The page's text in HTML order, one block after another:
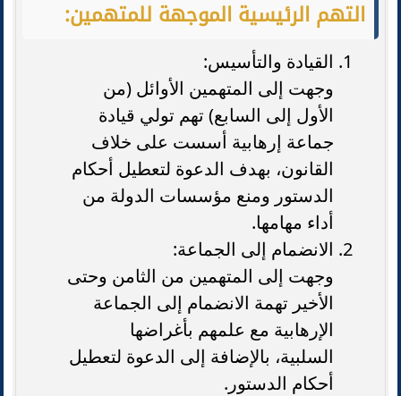
التهم الرئيسية الموجهة للمتهمين:
القيادة والتأسيس:
وجهت إلى المتهمين الأوائل (من
الأول إلى السابع) تهم تولي قيادة
جماعة إرهابية أسست على خلاف
القانون، بهدف الدعوة لتعطيل أحكام
الدستور ومنع مؤسسات الدولة من
أداء مهامها.
الانضمام إلى الجماعة:
وجهت إلى المتهمين من الثامن وحتى
الأخير تهمة الانضمام إلى الجماعة
الإرهابية مع علمهم بأغراضها
السلبية، بالإضافة إلى الدعوة لتعطيل
أحكام الدستور.